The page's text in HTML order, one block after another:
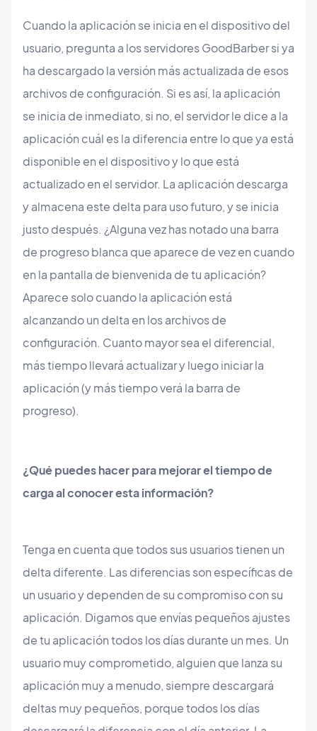
Cuando la aplicación se inicia en el dispositivo del
usuario, pregunta a los servidores GoodBarber si ya
ha descargado la versión más actualizada de esos
archivos de configuración. Si es así, la aplicación
se inicia de inmediato, si no, el servidor le dice a la
aplicación cuál es la diferencia entre lo que ya está
disponible en el dispositivo y lo que está
actualizado en el servidor. La aplicación descarga
y almacena este delta para uso futuro, y se inicia
justo después. ¿Alguna vez has notado una barra
de progreso blanca que aparece de vez en cuando
en la pantalla de bienvenida de tu aplicación?
Aparece solo cuando la aplicación está
alcanzando un delta en los archivos de
configuración. Cuanto mayor sea el diferencial,
más tiempo llevará actualizar y luego iniciar la
aplicación (y más tiempo verá la barra de
progreso).
¿Qué puedes hacer para mejorar el tiempo de
carga al conocer esta información?
Tenga en cuenta que todos sus usuarios tienen un
delta diferente. Las diferencias son específicas de
un usuario y dependen de su compromiso con su
aplicación. Digamos que envías pequeños ajustes
de tu aplicación todos los días durante un mes. Un
usuario muy comprometido, alguien que lanza su
aplicación muy a menudo, siempre descargará
deltas muy pequeños, porque todos los días